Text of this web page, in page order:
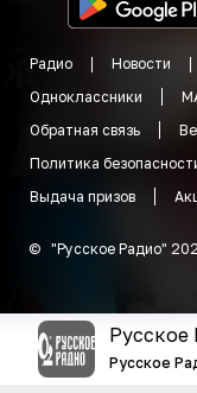
Радио Новости
Одноклассники
Обратная связь
Политика
Выдача призов
© "Русское Радио"
Русское
Русское